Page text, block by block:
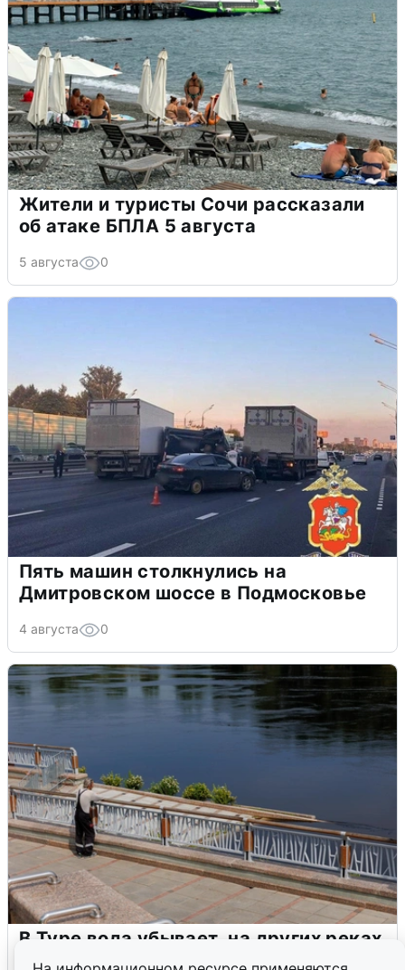
Жители и туристы Сочи рассказали
об атаке БПЛА 5 августа
5 августа 0
Пять машин столкнулись на
Дмитровском шоссе в Подмосковье
4 августа 0
В Туре вода убывает, на других реках
области прибывает